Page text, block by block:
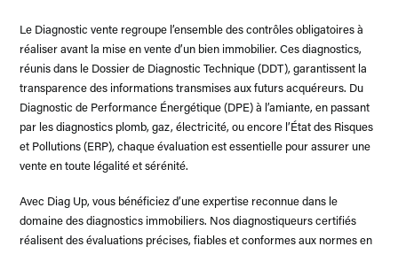
Le Diagnostic vente regroupe l’ensemble des contrôles obligatoires à
réaliser avant la mise en vente d’un bien immobilier. Ces diagnostics,
réunis dans le Dossier de Diagnostic Technique (DDT), garantissent la
transparence des informations transmises aux futurs acquéreurs. Du
Diagnostic de Performance Énergétique (DPE) à l’amiante, en passant
par les diagnostics plomb, gaz, électricité, ou encore l’État des Risques
et Pollutions (ERP), chaque évaluation est essentielle pour assurer une
vente en toute légalité et sérénité.
Avec Diag Up, vous bénéficiez d’une expertise reconnue dans le
domaine des diagnostics immobiliers. Nos diagnostiqueurs certifiés
réalisent des évaluations précises, fiables et conformes aux normes en